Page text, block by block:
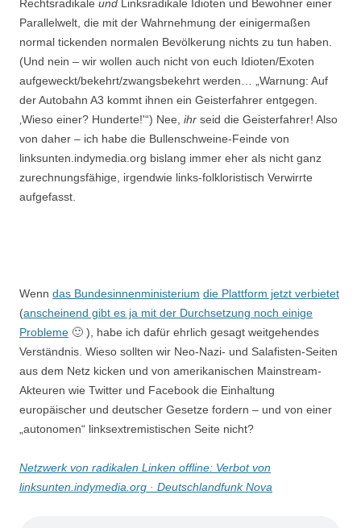
Rechtsradikale und Linksradikale Idioten und Bewohner einer
Parallelwelt, die mit der Wahrnehmung der einigermaßen
normal tickenden normalen Bevölkerung nichts zu tun haben.
(Und nein – wir wollen auch nicht von euch Idioten/Exoten
aufgeweckt/bekehrt/zwangsbekehrt werden… „Warnung: Auf
der Autobahn A3 kommt ihnen ein Geisterfahrer entgegen.
‚Wieso einer? Hunderte!'“) Nee, ihr seid die Geisterfahrer! Also
von daher – ich habe die Bullenschweine-Feinde von
linksunten.indymedia.org bislang immer eher als nicht ganz
zurechnungsfähige, irgendwie links-folkloristisch Verwirrte
aufgefasst.
Wenn das Bundesinnenministerium die Plattform jetzt verbietet
(anscheinend gibt es ja mit der Durchsetzung noch einige
Probleme 🙂 ), habe ich dafür ehrlich gesagt weitgehendes
Verständnis. Wieso sollten wir Neo-Nazi- und Salafisten-Seiten
aus dem Netz kicken und von amerikanischen Mainstream-
Akteuren wie Twitter und Facebook die Einhaltung
europäischer und deutscher Gesetze fordern – und von einer
„autonomen“ linksextremistischen Seite nicht?
Netzwerk von radikalen Linken offline: Verbot von
linksunten.indymedia.org · Deutschlandfunk Nova